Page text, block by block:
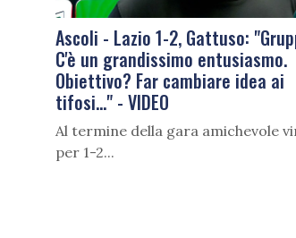
Ascoli - Lazio 1-2, Gattuso:
C'è un grandissimo entusiasmo.
Obiettivo? Far cambiare idea ai
tifosi..." - VIDEO
Al termine della gara amichevole
per 1-2...